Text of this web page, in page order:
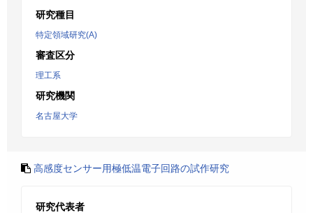
研究種目
特定領域研究(A)
審査区分
理工系
研究機関
名古屋大学
高感度センサー用極低温電子回路の試作研究
研究代表者